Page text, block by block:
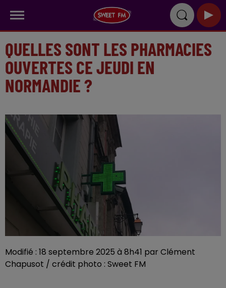
QUELLES SONT LES PHARMACIES
OUVERTES CE JEUDI EN
NORMANDIE ?
Modifié : 18 septembre 2025 à 8h41 par Clément
Chapusot / crédit photo : Sweet FM